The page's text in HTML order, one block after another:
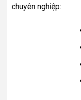
chuyên nghiệp: